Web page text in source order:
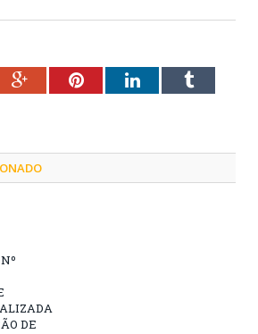
Google+PinterestLinkedInTumblr
DE